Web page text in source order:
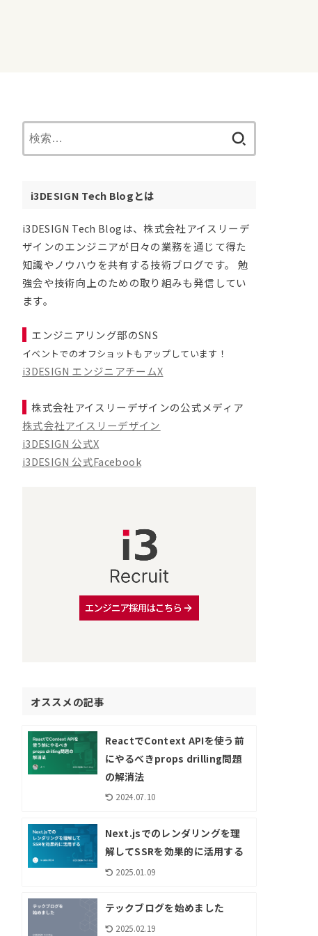
i3DESIGN Tech Blogとは
i3DESIGN Tech Blogは、株式会社アイスリーデ
ザインのエンジニアが日々の業務を通じて得た
知識やノウハウを共有する技術ブログです。 勉
強会や技術向上のための取り組みも発信してい
ます。
エンジニアリング部のSNS
イベントでのオフショットもアップしています！
i3DESIGN エンジニアチームX
株式会社アイスリーデザインの公式メディア
株式会社アイスリーデザイン
i3DESIGN 公式X
i3DESIGN 公式Facebook
オススメの記事
ReactでContext APIを使う前
にやるべきprops drilling問題
の解消法
2024.07.10
Next.jsでのレンダリングを理
解してSSRを効果的に活用する
2025.01.09
テックブログを始めました
2025.02.19